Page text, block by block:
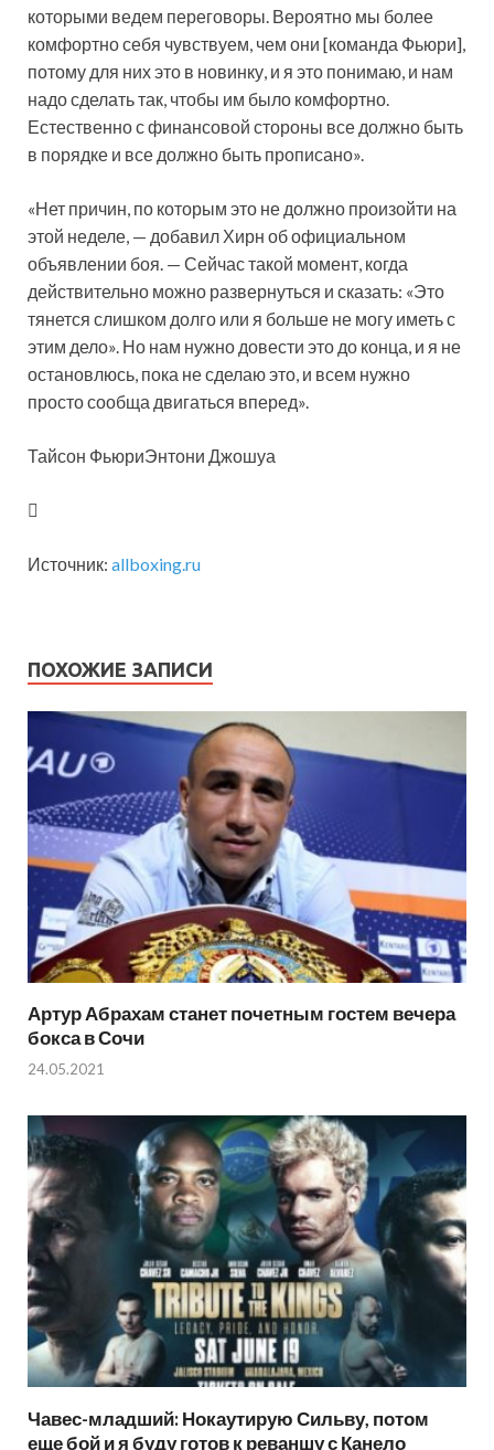
которыми ведем переговоры. Вероятно мы более
комфортно себя чувствуем, чем они [команда Фьюри],
потому для них это в новинку, и я это понимаю, и нам
надо сделать так, чтобы им было комфортно.
Естественно с финансовой стороны все должно быть
в порядке и все должно быть прописано».
«Нет причин, по которым это не должно произойти на
этой неделе, — добавил Хирн об официальном
объявлении боя. — Сейчас такой момент, когда
действительно можно развернуться и сказать: «Это
тянется слишком долго или я больше не могу иметь с
этим дело». Но нам нужно довести это до конца, и я не
остановлюсь, пока не сделаю это, и всем нужно
просто сообща двигаться вперед».
Тайсон ФьюриЭнтони Джошуа
Источник: allboxing.ru
ПОХОЖИЕ ЗАПИСИ
Артур Абрахам станет почетным гостем вечера
бокса в Сочи
24.05.2021
Чавес-младший: Нокаутирую Сильву, потом
еще бой и я буду готов к реваншу с Канело